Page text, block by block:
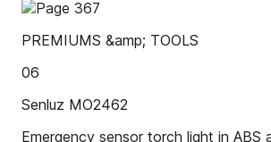
Praktisk røgalarm i plastik med rødt driftslys
leveres med logo og tryk til virksomheder og
Tweet